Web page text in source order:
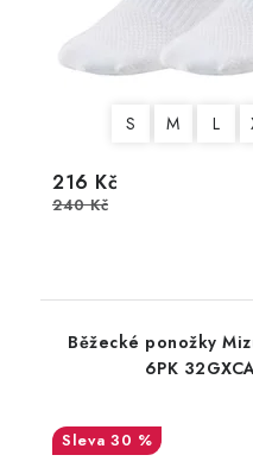
S M L
216 Kč
240 Kč
Běžecké ponožky
6PK
30 %